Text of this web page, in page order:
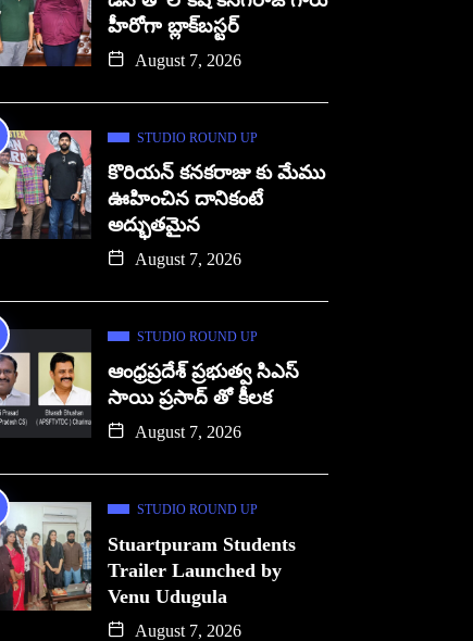
హీరోగా బ్లాక్‌బస్టర్
August 7, 2026
STUDIO ROUND UP
కొరియన్ కనకరాజు కు మేము
ఊహించిన దానికంటే
అద్భుతమైన
August 7, 2026
STUDIO ROUND UP
ఆంధ్రప్రదేశ్ ప్రభుత్వ సిఎస్
సాయి ప్రసాద్ తో కీలక
August 7, 2026
STUDIO ROUND UP
Stuartpuram Students
Trailer Launched by
Venu Udugula
August 7, 2026